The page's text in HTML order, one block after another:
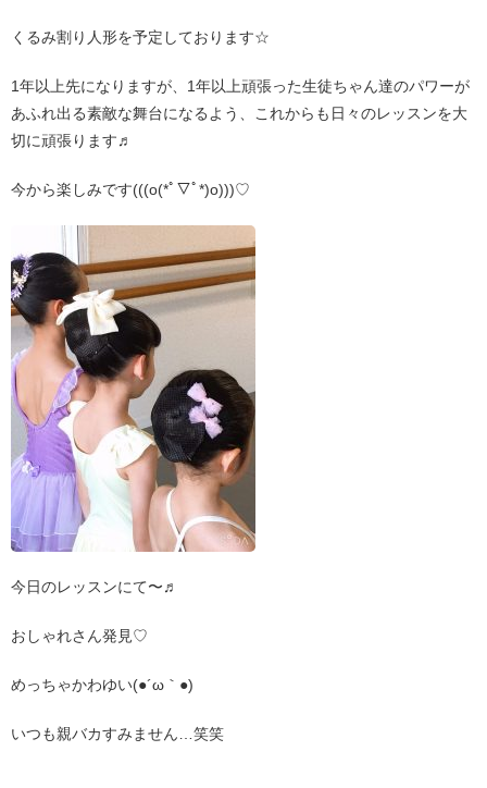
くるみ割り人形を予定しております☆
1年以上先になりますが、1年以上頑張った生徒ちゃん達のパワーが
あふれ出る素敵な舞台になるよう、これからも日々のレッスンを大
切に頑張ります♬
今から楽しみです(((o(*ﾟ▽ﾟ*)o)))♡
今日のレッスンにて〜♬
おしゃれさん発見♡
めっちゃかわゆい(●´ω｀●)
いつも親バカすみません…笑笑